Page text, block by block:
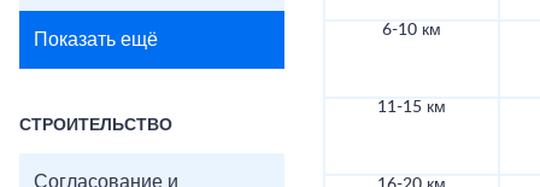
Показать ещё
СТРОИТЕЛЬСТВО
Согласование и
6-10 км
11-15 км